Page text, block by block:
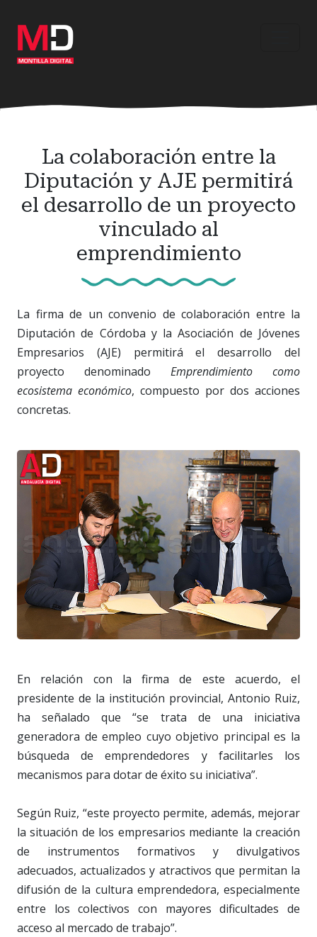
contenido
principal
La colaboración entre la
Diputación y AJE permitirá
el desarrollo de un proyecto
vinculado al
emprendimiento
La firma de un convenio de colaboración entre la
Diputación de Córdoba y la Asociación de Jóvenes
Empresarios (AJE) permitirá el desarrollo del
proyecto denominado Emprendimiento como
ecosistema económico, compuesto por dos acciones
concretas.
En relación con la firma de este acuerdo, el
presidente de la institución provincial, Antonio Ruiz,
ha señalado que “se trata de una iniciativa
generadora de empleo cuyo objetivo principal es la
búsqueda de emprendedores y facilitarles los
mecanismos para dotar de éxito su iniciativa”.
Según Ruiz, “este proyecto permite, además, mejorar
la situación de los empresarios mediante la creación
de instrumentos formativos y divulgativos
adecuados, actualizados y atractivos que permitan la
difusión de la cultura emprendedora, especialmente
entre los colectivos con mayores dificultades de
acceso al mercado de trabajo”.